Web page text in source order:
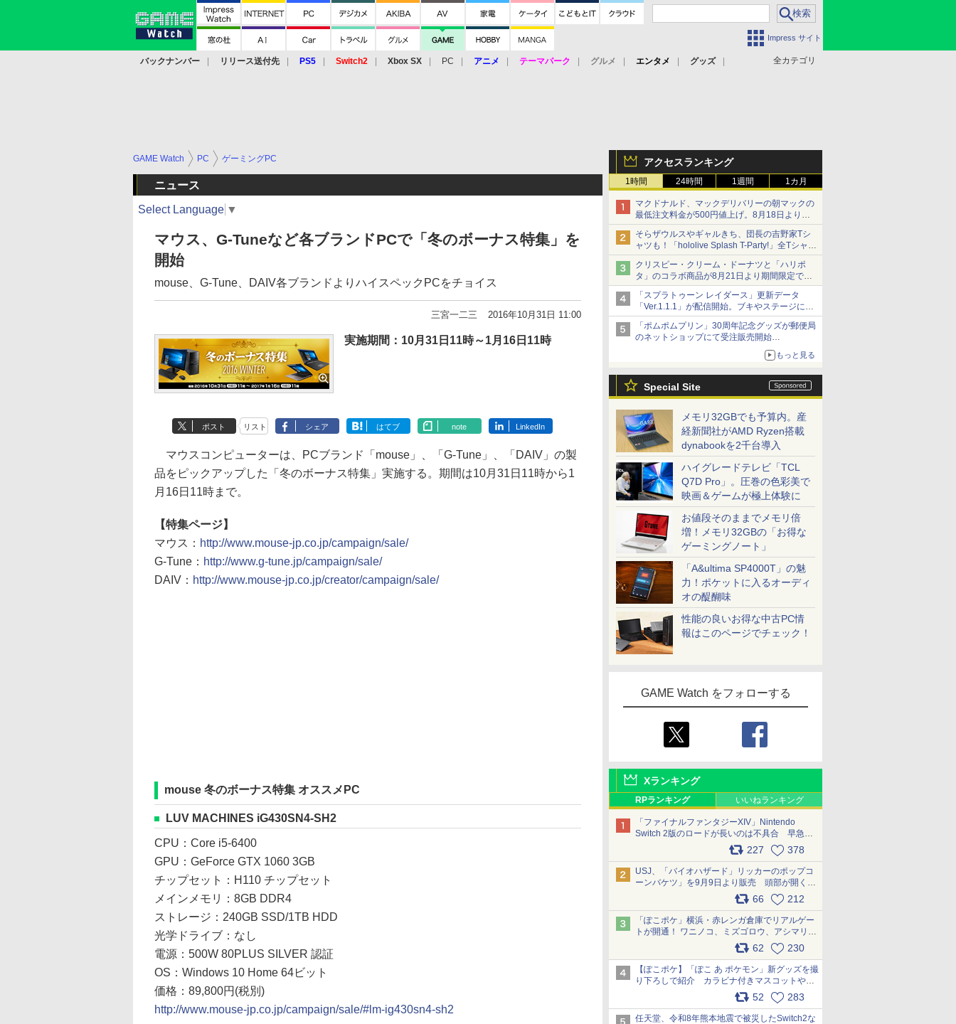
Impress サイト
全カテゴリ
バックナンバー リリース送付先 PS5 Switch2 Xbox SX PC アニメ テーマパーク グルメ エンタメ
グッズ
アクセスランキング
1時間 24時間 1週間 1カ月
マクドナルド、マックデリバリーの朝マックの
最低注文料金が500円値上げ。8月18日より
1,500円から受付
そらザウルスやギャルきち、団長の吉野家Tシ
ャツも！「hololive Splash T-Party!」全Tシャツ
ラインナップ公開＆オンライン販売開始
クリスピー・クリーム・ドーナツと「ハリポ
タ」のコラボ商品が8月21日より期間限定で発
売
組分け帽子ドーナツなど見た目も楽しい商品が
登場
「スプラトゥーン レイダース」更新データ
「Ver.1.1.1」が配信開始。ブキやステージに関
する不具合を修正
「ポムポムプリン」30周年記念グッズが郵便局
のネットショップにて受注販売開始
「おもちもちもちクッション」など今年だけの
もっと見る
Special Site
メモリ32GBでも予算内。産
経新聞社がAMD Ryzen搭載
dynabookを2千台導入
ハイグレードテレビ「TCL
Q7D Pro」。圧巻の色彩美で
映画＆ゲームが極上体験に
お値段そのままでメモリ倍
増！メモリ32GBの「お得な
ゲーミングノート」
「A&ultima SP4000T」の魅
力！ポケットに入るオーディ
オの醍醐味
性能の良いお得な中古PC情
報はこのページでチェック！
GAME Watch をフォローする
Xランキング
RPランキング いいねランキング
「ファイナルファンタジーXIV」Nintendo
Switch 2版のロードが長いのは不具合 早急に
アップデートできるよう対応中227 378
USJ、「バイオハザード」リッカーのポップコ
ーンバケツ」を9月9日より販売 頭部が開く仕
組み。味は恐怖を堪のう「味噌フレーバー」
66 212
「ぽこポケ」横浜・赤レンガ倉庫でリアルゲー
トが開通！ ワニノコ、ミズゴロウ、アシマリ登
場シーンをレポート pic.x.com/LDgEByVl6D
62 230
【ぽこポケ】「ぽこ あ ポケモン」新グッズを撮
り下ろしで紹介 カラビナ付きマスコットやス
52 283
任天堂、令和8年熊本地震で被災したSwitch2な
GAME Watch PC ゲーミングPC
ニュース
Select Language ▼
マウス、G-Tuneなど各ブランドPCで「冬のボーナス特集」を
開始
mouse、G-Tune、DAIV各ブランドよりハイスペックPCをチョイス
三宮一二三 2016年10月31日 11:00
実施期間：10月31日11時～1月16日11時
ポスト リスト シェア はてブ note LinkedIn
マウスコンピューターは、PCブランド「mouse」、「G-Tune」、「DAIV」の製
品をピックアップした「冬のボーナス特集」実施する。期間は10月31日11時から1
月16日11時まで。
【特集ページ】
マウス： http://www.mouse-jp.co.jp/campaign/sale/
G-Tune： http://www.g-tune.jp/campaign/sale/
DAIV： http://www.mouse-jp.co.jp/creator/campaign/sale/
mouse 冬のボーナス特集 オススメPC
LUV MACHINES iG430SN4-SH2
CPU：Core i5-6400
GPU：GeForce GTX 1060 3GB
チップセット：H110 チップセット
メインメモリ：8GB DDR4
ストレージ：240GB SSD/1TB HDD
光学ドライブ：なし
電源：500W 80PLUS SILVER 認証
OS：Windows 10 Home 64ビット
価格：89,800円(税別)
http://www.mouse-jp.co.jp/campaign/sale/#lm-ig430sn4-sh2